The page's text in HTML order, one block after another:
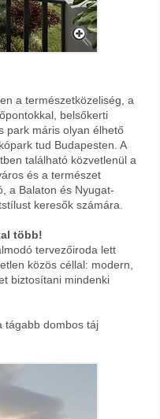
a természetközeliség, a
belsőkerti
park máris olyan élhető
tud Budapesten. A
található közvetlenül a
és a természet
a Balaton és Nyugat-
keresők számára.
több!
tervezőiroda lett
közös céllal: modern,
biztosítani mindenki
tágabb dombos táj